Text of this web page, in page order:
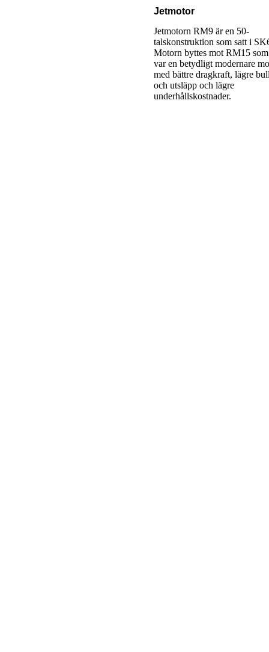
Jetmotor
Jetmotorn RM9 är en 50-
talskonstruktion som satt i
Motorn byttes mot RM15 som
var en betydligt modernare
med bättre dragkraft, lägre
och utsläpp och lägre
underhållskostnader.